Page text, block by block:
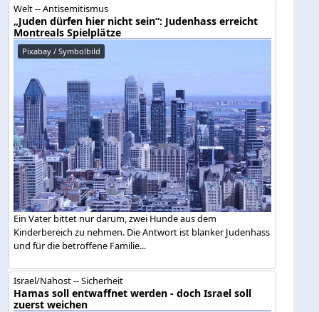
Welt -- Antisemitismus
„Juden dürfen hier nicht sein“: Judenhass erreicht
Montreals Spielplätze
Pixabay / Symbolbild
Ein Vater bittet nur darum, zwei Hunde aus dem
Kinderbereich zu nehmen. Die Antwort ist blanker Judenhass
und für die betroffene Familie...
Israel/Nahost -- Sicherheit
Hamas soll entwaffnet werden - doch Israel soll
zuerst weichen